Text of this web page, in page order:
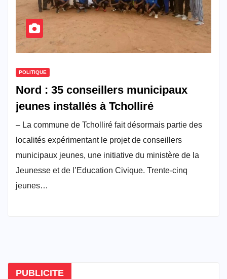
POLITIQUE
Nord : 35 conseillers municipaux
jeunes installés à Tcholliré
– La commune de Tcholliré fait désormais partie des
localités expérimentant le projet de conseillers
municipaux jeunes, une initiative du ministère de la
Jeunesse et de l’Education Civique. Trente-cinq
jeunes…
PUBLICITE